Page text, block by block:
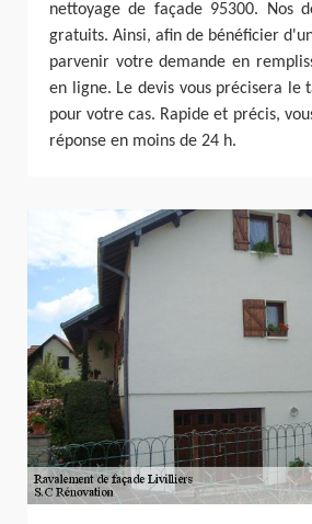
nettoyage de façade 95300. Nos
gratuits. Ainsi, afin de bénéficier
parvenir votre demande en
en ligne. Le devis vous précisera le
pour votre cas. Rapide et précis,
réponse en moins de 24 h.